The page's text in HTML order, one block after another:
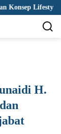
Lifestyle
H.